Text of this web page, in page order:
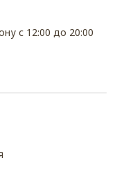
с 12:00 до 20:00